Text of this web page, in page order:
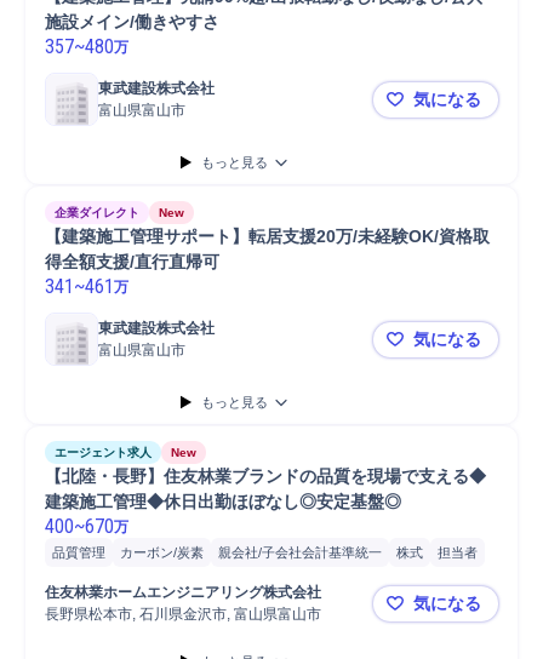
施設メイン/働きやすさ
357~480万
東武建設株式会社
富山県富山市
【建築施工
気になる
もっと見る
企業ダイレクト New
【建築施工管理サポート】転居支援20万/未経験OK/資格取
得全額支援/直行直帰可
341 ~461 万
東武建設株式会社
富山県富山市
【建築施工
気になる
もっと見る
エージェント求人 New
【北陸・長野】住友林業ブランドの品質を現場で支える◆
建築施工管理◆休日出勤ほぼなし◎安定基盤◎
400~670万
品質管理 カーボン/炭素 親会社/子会社会計基準統一 株式
担当者
点検
施工管理 検査機器調整/検査 安全管理
基礎工事
コンプライアンス 立会い Microsoft Excel
Microsoft Word
住友林業ホームエンジニアリング株式会社
長野県松本市, 石川県金沢市, 富山県富山市
【北陸・長
気になる